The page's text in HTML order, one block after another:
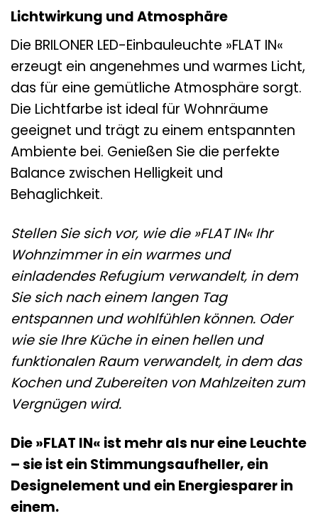
Lichtwirkung und Atmosphäre
Die BRILONER LED-Einbauleuchte »FLAT IN«
erzeugt ein angenehmes und warmes Licht,
das für eine gemütliche Atmosphäre sorgt.
Die Lichtfarbe ist ideal für Wohnräume
geeignet und trägt zu einem entspannten
Ambiente bei. Genießen Sie die perfekte
Balance zwischen Helligkeit und
Behaglichkeit.
Stellen Sie sich vor, wie die »FLAT IN« Ihr
Wohnzimmer in ein warmes und
einladendes Refugium verwandelt, in dem
Sie sich nach einem langen Tag
entspannen und wohlfühlen können. Oder
wie sie Ihre Küche in einen hellen und
funktionalen Raum verwandelt, in dem das
Kochen und Zubereiten von Mahlzeiten zum
Vergnügen wird.
Die »FLAT IN« ist mehr als nur eine Leuchte
– sie ist ein Stimmungsaufheller, ein
Designelement und ein Energiesparer in
einem.